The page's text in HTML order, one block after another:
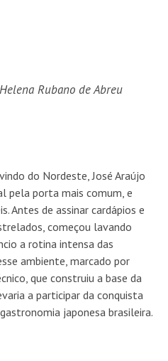
Rubano de Abreu
do Nordeste, José Araújo
pela porta mais comum, e
Antes de assinar cardápios e
começou lavando
a rotina intensa das
ambiente, marcado por
que construiu a base da
a participar da conquista
japonesa brasileira.